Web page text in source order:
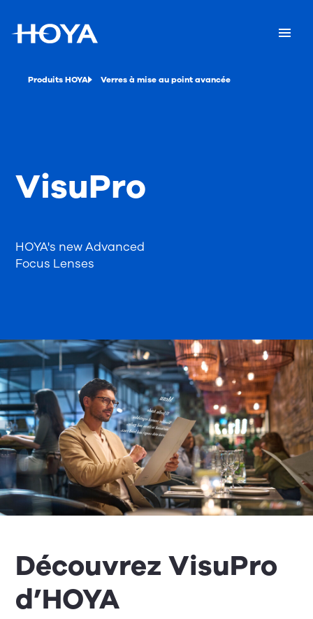
Produits HOYA Verres à mise au point avancée
HOYA's new Advanced
Focus Lenses
VisuPro
Découvrez VisuPro
d’HOYA